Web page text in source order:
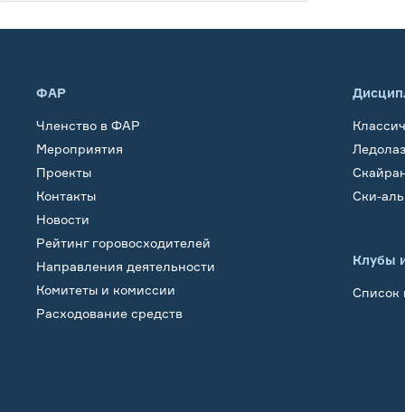
ФАР
Членство в ФАР
Мероприятия
Проекты
Контакты
Новости
Рейтинг горовосходителей
Направления деятельности
Комитеты и комиссии
Расходование средств
Ски-
Клубы
Список